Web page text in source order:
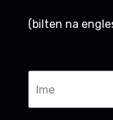
(bilten na